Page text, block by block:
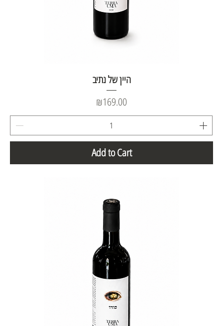
היין של נתיב
Price
₪169.00
Add to Cart